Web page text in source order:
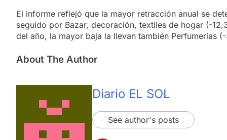
El informe reflejó que la mayor retracción anual se
seguido por Bazar, decoración, textiles de hogar (-
del año, la mayor baja la llevan también Perfumerías
About The Author
Diario EL SOL
See author's posts